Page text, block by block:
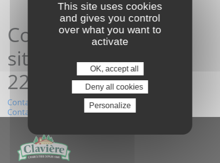
Contact depuis le
site23/10/2023
22:30:34
Navigation
l’article
Contact depuis le site23/10/2023 20:21:30
Contact depuis le site25/10/2023 08:39:22
This site uses cookies
and gives you control
over what you want to
activate
OK, accept all
Deny all cookies
Personalize